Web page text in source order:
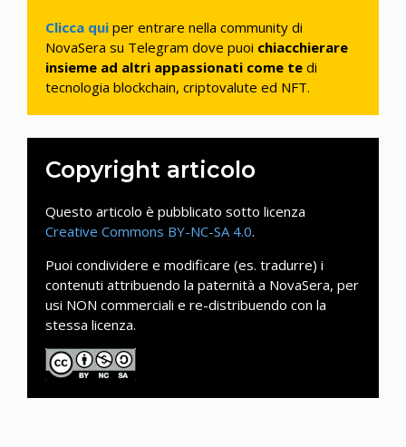
Clicca qui per entrare nella community di
NovaSera su Telegram dove puoi chiacchierare
insieme ad altri appassionati come te di
tecnologia blockchain, criptovalute ed NFT.
Copyright articolo
Questo articolo è pubblicato sotto licenza
Creative Commons BY-NC-SA 4.0.
Puoi condividere e modificare (es. tradurre) i
contenuti attribuendo la paternità a NovaSera, per
usi NON commerciali e re-distribuendo con la
stessa licenza.